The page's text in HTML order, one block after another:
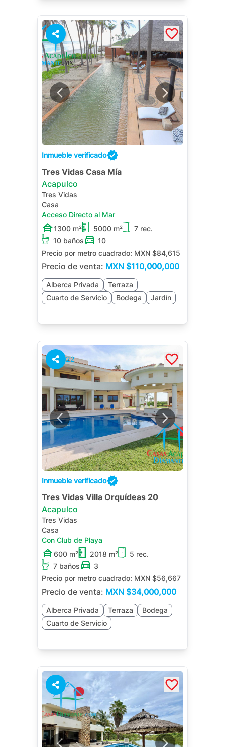
Inmueble verificado
Tres Vidas Casa Mía
Acapulco
Tres Vidas
Casa
Acceso Directo al Mar
1300 m²
5000 m²
7 rec.
10 baños
10
Precio por metro cuadrado: MXN $84,615
Precio de venta: MXN $110,000,000
Alberca Privada
Terraza
Cuarto de Servicio
Bodega Jardín
22
Inmueble verificado
Tres Vidas Villa Orquídeas 20
Acapulco
Tres Vidas
Casa
Con Club de Playa
600 m²
2018 m²
5 rec.
7 baños
3
Precio por metro cuadrado: MXN $56,667
Precio de venta: MXN $34,000,000
Alberca Privada Terraza
Bodega
Cuarto de Servicio
2